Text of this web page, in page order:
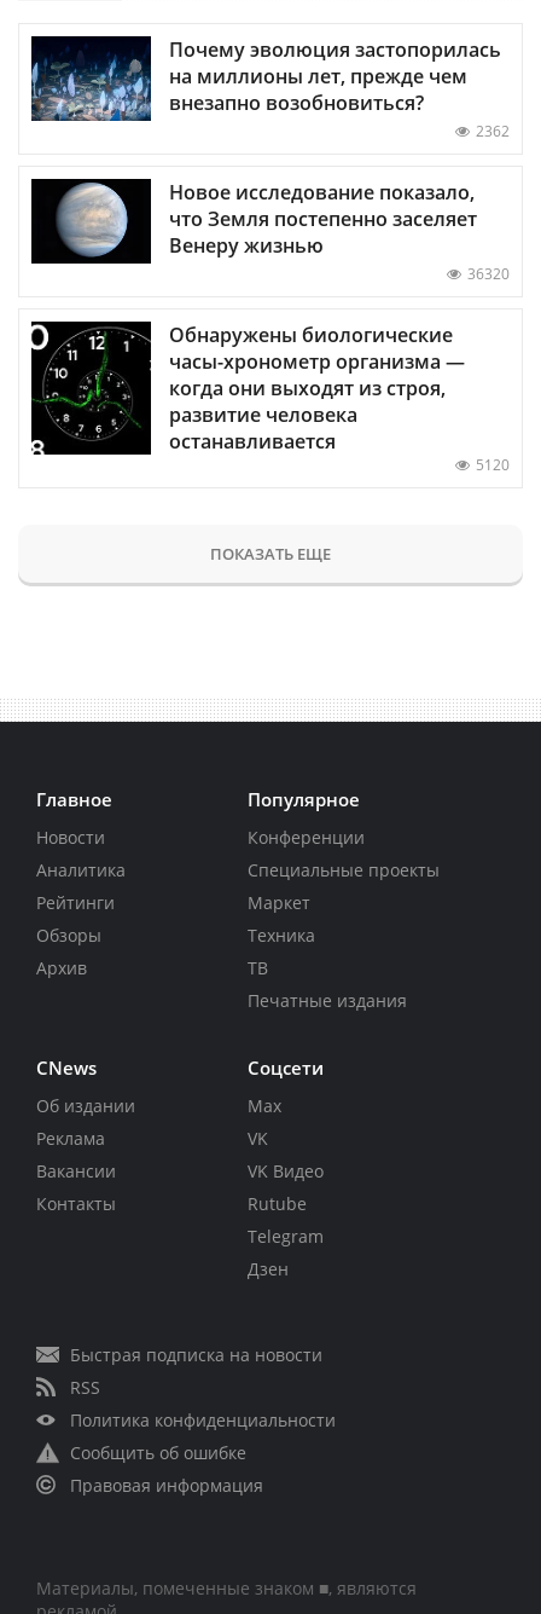
Почему эволюция застопорилась
на миллионы лет, прежде чем
внезапно возобновиться?
2362
Новое исследование показало,
что Земля постепенно заселяет
Венеру жизнью
36320
Обнаружены биологические
часы-хронометр организма —
когда они выходят из строя,
развитие человека
останавливается
5120
ПОКАЗАТЬ ЕЩЕ
Главное
Новости
Аналитика
Рейтинги
Обзоры
Архив
Популярное
Конференции
Специальные проекты
Маркет
Техника
ТВ
Печатные издания
CNews
Об издании
Реклама
Вакансии
Контакты
Соцсети
Max
VK
VK Видео
Rutube
Telegram
Дзен
Быстрая подписка на новости
RSS
Политика конфиденциальности
Сообщить об ошибке
Правовая информация
Материалы, помеченные знаком ■, являются